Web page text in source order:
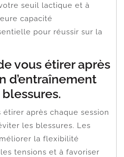
seuil lactique et à
capacité
pour réussir sur la
vous étirer après
d’entraînement
étirer après chaque session
les blessures. Les
la flexibilité
tensions et à favoriser